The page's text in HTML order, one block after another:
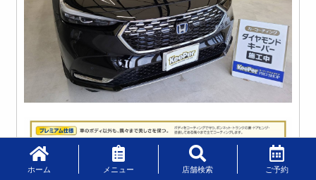
ホーム メニュー 店舗検索 ご予約